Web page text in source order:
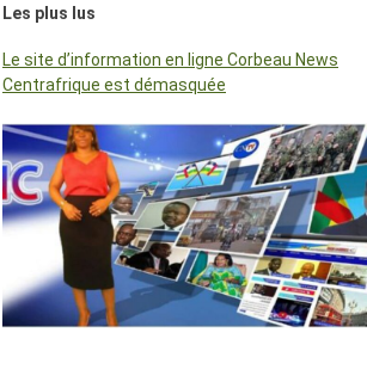
Les plus lus
Le site d’information en ligne Corbeau News
Centrafrique est démasquée